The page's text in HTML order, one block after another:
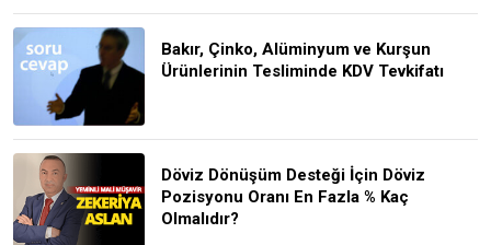
Bakır, Çinko, Alüminyum ve Kurşun
Ürünlerinin Tesliminde KDV Tevkifatı
Döviz Dönüşüm Desteği İçin Döviz
Pozisyonu Oranı En Fazla % Kaç
Olmalıdır?